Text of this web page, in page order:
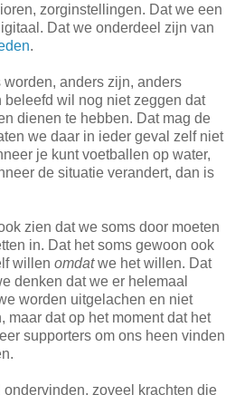
zorginstellingen. Dat we een
Dat we onderdeel zijn van
.
anders zijn, anders
wil nog niet zeggen dat
dienen te hebben. Dat mag de
we daar in ieder geval zelf niet
je kunt voetballen op water,
de situatie verandert, dan is
zien dat we soms door moeten
in. Dat het soms gewoon ook
willen omdatwe het willen. Dat
denken dat we er helemaal
worden uitgelachen en niet
maar dat op het moment dat het
supporters om ons heen vinden
zoveel krachten die